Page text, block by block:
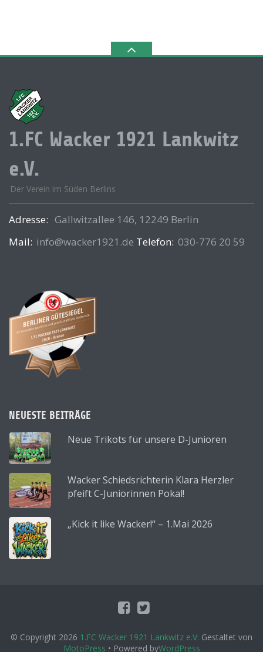
1.FC Wacker 1921 Lankwitz
e.V.
Der Verein im Süden Berlins
Adresse: Gallwitzallee 146, 12249 Berlin
Mail: info@wacker1921.de Telefon: 030-776 20 59
NEUESTE BEITRÄGE
Neue Trikots für unsere D-Junioren
Wacker Schiedsrichterin Klara Herzler
pfeift C-Juniorinnen Pokal!
„Kick it like Wacker!“ – 1.Mai 2026
© Copyright 2026 1.FC Wacker 1921 Lankwitz e.V. Gestaltet von
MotoPress • Powered byWordPress